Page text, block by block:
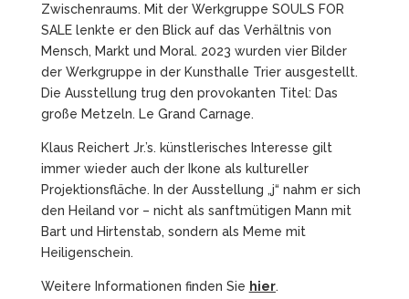
Zwischenraums. Mit der Werkgruppe SOULS FOR
SALE lenkte er den Blick auf das Verhältnis von
Mensch, Markt und Moral. 2023 wurden vier Bilder
der Werkgruppe in der Kunsthalle Trier ausgestellt.
Die Ausstellung trug den provokanten Titel: Das
große Metzeln. Le Grand Carnage.
Klaus Reichert Jr.’s. künstlerisches Interesse gilt
immer wieder auch der Ikone als kultureller
Projektionsfläche. In der Ausstellung „j“ nahm er sich
den Heiland vor – nicht als sanftmütigen Mann mit
Bart und Hirtenstab, sondern als Meme mit
Heiligenschein.
Weitere Informationen finden Sie hier.